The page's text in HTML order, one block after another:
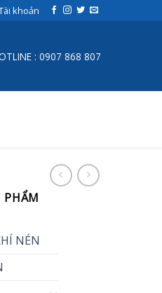
khoản
: 0907 868 807
PHẨM
NÉN